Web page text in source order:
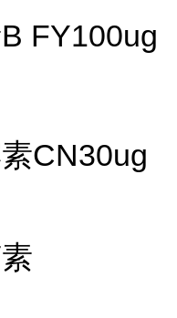
FY100ug
CN30ug